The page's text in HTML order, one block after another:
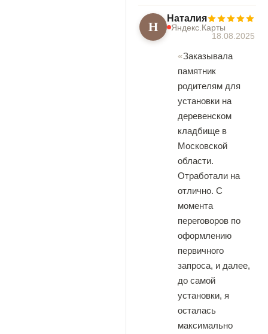
Н Наталия
Яндекс.Карты
18.08.2025
Заказывала
памятник
родителям для
установки на
деревенском
кладбище в
Московской
области.
Отработали на
отлично. С
момента
переговоров по
оформлению
первичного
запроса, и далее,
до самой
установки, я
осталась
максимально